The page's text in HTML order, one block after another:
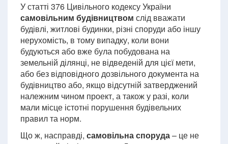
У статті 376 Цивільного кодексу України
самовільним будівництвом слід вважати
будівлі, житлові будинки, різні споруди або іншу
нерухомість, в тому випадку, коли вони
будуються або вже була побудована на
земельній ділянці, не відведеній для цієї мети,
або без відповідного дозвільного документа на
будівництво або, якщо відсутній затверджений
належним чином проект, а також у разі, коли
мали місце істотні порушення будівельних
правил та норм.
Що ж, насправді, самовільна споруда– це не